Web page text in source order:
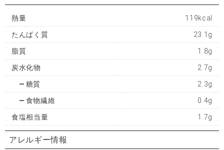
熱量 119kcal
たんぱく質 23.1g
脂質 1.8g
炭水化物 2.7g
糖質 2.3g
食物繊維 0.4g
食塩相当量 1.7g
アレルギー情報